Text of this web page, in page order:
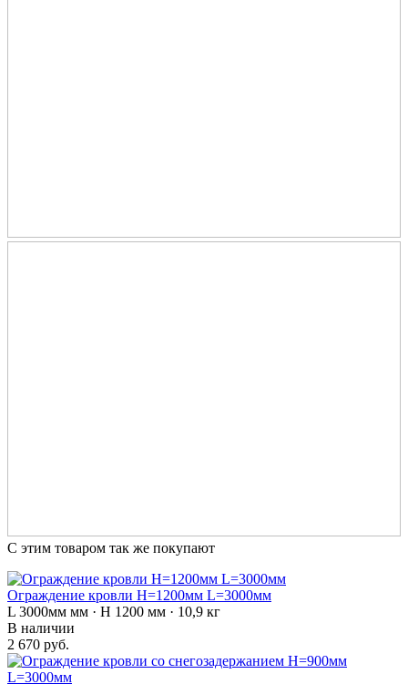
С этим товаром так же покупают
Ограждение кровли H=1200мм L=3000мм
L 3000мм мм · H 1200 мм · 10,9 кг
В наличии
2 670 руб.